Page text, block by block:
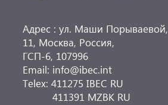
Адрес : ул. Маши Порываевой,
11, Москва, Россия,
ГСП-6, 107996
Email: info@ibec.int
Telex: 411275 IBEC RU
411391 MZBK RU